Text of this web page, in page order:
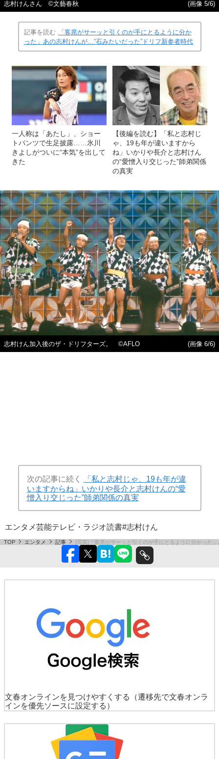
志村けんさん ©文藝春秋 (画像 5/6)
記事を読む
「客席がサーッと引くのが手にとるように分か
った」あの志村けんが…“石みたいだった”ドリフ新参者時代
一人称は「あたし」、ショー
トパンツで生足披露……氷川
きよしがついに“本気”を出して
きた
【後編を読む】「私と志村じ
ゃ、19も年が違いますから
ね」いかりや長介と志村けん
の“愛憎入り交じった”師弟関係
の真実
志村けん加入後のザ・ドリフターズ。 ©AFLO (画像 6/6)
次の記事に続く
「私と志村じゃ、19も年が違
いますからね」いかりや長介と志村けんの“愛
憎入り交じった”師弟関係の真実
エンタメ芸能テレビ・ラジオ読書#志村けん
TOP エンタメ 記事 [写真]「客席がサーッと引くのが手にとるように分かった
文春オンラインを見つけやすくする
（遷移先で文春オンラ
インを優先ソースに設定する）